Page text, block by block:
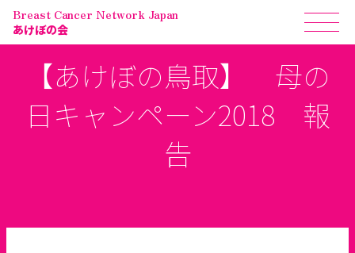
Breast Cancer Network Japan
あけぼの会
【あけぼの鳥取】 母の
日キャンペーン2018 報
告